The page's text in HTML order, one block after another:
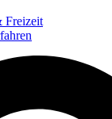
Freizeit